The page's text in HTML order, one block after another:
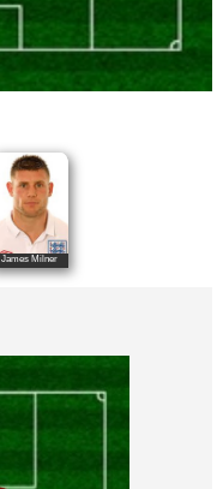
James Milner